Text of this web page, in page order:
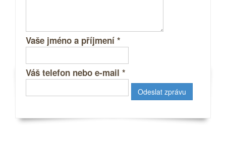
Vaše jméno a příjmení *
Váš telefon nebo e-mail *